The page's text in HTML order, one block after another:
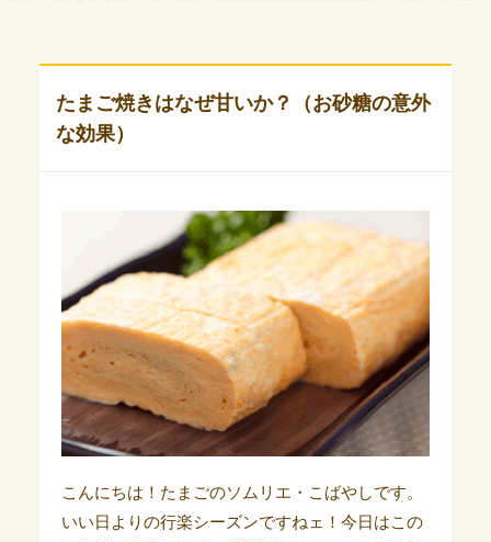
たまご焼きはなぜ甘いか？（お砂糖の意外
な効果）
こんにちは！たまごのソムリエ・こばやしです。
いい日よりの行楽シーズンですねェ！ 今日はこの